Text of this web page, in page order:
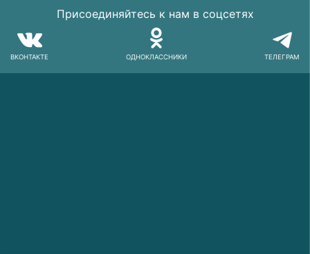
Присоединяйтесь к нам в соцсетях
ВКОНТАКТЕ ОДНОКЛАССНИКИ ТЕЛЕГРАМ